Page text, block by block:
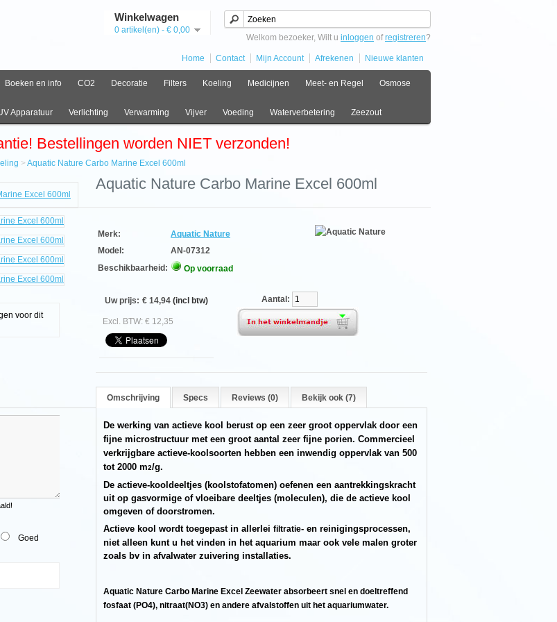
Winkelwagen
0 artikel(en) - € 0,00
Welkom bezoeker, Wilt u inloggen ofregistreren?
Home Contact Mijn Account Afrekenen Nieuwe klanten
Boeken en info CO2 Decoratie Filters Koeling Medicijnen Meet- en Regel Osmose
Apparatuur Verlichting Verwarming Vijver Voeding Waterverbetering Zeezout
Bestellingen worden NIET verzonden!
> Aquatic Nature Carbo Marine Excel 600ml
voor dit
Goed
Aquatic Nature Carbo Marine Excel 600ml
Merk:
Aquatic Nature
Model:
AN-07312
Beschikbaarheid:
Op voorraad
Uw prijs: € 14,94 (incl btw)
Excl. BTW: € 12,35
Aantal:
Omschrijving Specs Reviews (0) Bekijk ook (7)
De werking van actieve kool berust op een zeer groot oppervlak door een
fijne microstructuur met een groot aantal zeer fijne porien. Commercieel
verkrijgbare actieve-koolsoorten hebben een inwendig oppervlak van 500
tot 2000 m2/g.
De actieve-kooldeeltjes (koolstofatomen) oefenen een aantrekkingskracht
uit op gasvormige of vloeibare deeltjes (moleculen), die de actieve kool
omgeven of doorstromen.
Actieve kool wordt toegepast in allerlei filtratie- en reinigingsprocessen,
niet alleen kunt u het vinden in het aquarium maar ook vele malen groter
zoals bv in afvalwater zuivering installaties.
Aquatic Nature Carbo Marine Excel Zeewater absorbeert snel en doeltreffend
fosfaat (PO4), nitraat(NO3) en andere afvalstoffen uit het aquariumwater.